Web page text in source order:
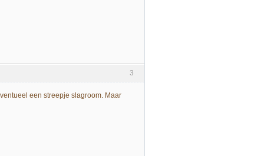
3
een streepje slagroom. Maar